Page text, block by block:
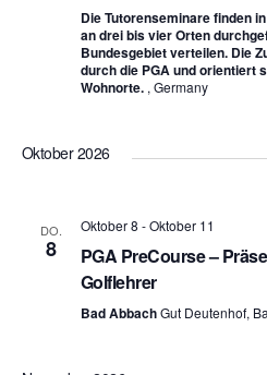
Die Tutorenseminare finden
an drei bis vier Orten
Bundesgebiet verteilen. Die
durch die PGA und orientiert
Wohnorte. , Germany
Oktober 2026
DO.
8
Oktober 8 -Oktober 11
PGA PreCourse –
Golflehrer
Bad AbbachGut Deutenhof,